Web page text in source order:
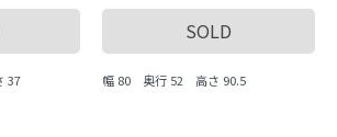
37
SOLD
幅 80 奥行 52 高さ 90.5